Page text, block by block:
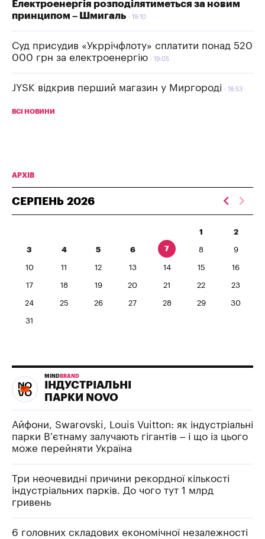
Електроенергія розподілятиметься за новим
принципом – Шмигаль
19:10
Суд присудив «Укррічфлоту» сплатити понад 520
000 грн за електроенергію
19:05
JYSK відкрив перший магазин у Миргороді 18:53
ВСІ НОВИНИ
АРХІВ
СЕРПЕНЬ 2026
1 2
3 4 5 6 7 8 9
10 11 12 13 14 15 16
17 18 19 20 21 22 23
24 25 26 27 28 29 30
31
MIND BRAND
ІНДУСТРІАЛЬНІ
ПАРКИ NOVO
Айфони, Swarovski, Louis Vuitton: як індустріальні
парки В’єтнаму залучають гігантів – і що із цього
може перейняти Україна
Три неочевидні причини рекордної кількості
індустріальних парків. До чого тут 1 млрд
гривень
6 головних складових економічної незалежності